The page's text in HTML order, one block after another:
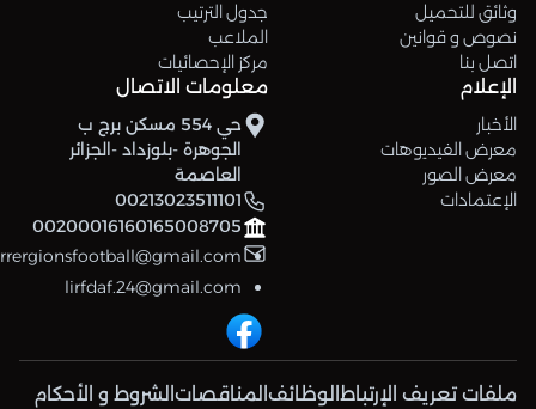
وثائق للتحميل
نصوص و قوانين
اتصل بنا
جدول الترتيب
الملاعب
مركز الإحصائيات
الإعلام
الأخبار
معرض الفيديوهات
معرض الصور
الإعتمادات
معلومات الاتصال
حي 554 مسكن برج ب
الجوهرة -بلوزداد -الجزائر
العاصمة
00213023511101
00200016160165008705
lirfdaf.24@gmail.com
ملفات تعريف الإرتباط الوظائف المناقصات الشروط و الأحكام